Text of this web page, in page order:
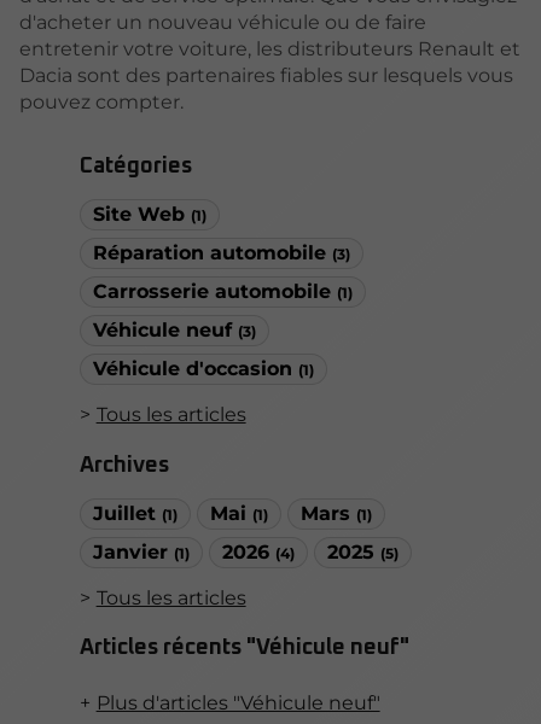
Catégories
Site Web (1)
Réparation automobile (3)
Carrosserie automobile (1)
Véhicule neuf (3)
Véhicule d'occasion (1)
Tous les articles
Archives
Juillet (1) Mai (1) Mars (1)
Janvier (1) 2026 (4) 2025 (5)
Tous les articles
Articles récents "Véhicule neuf"
Plus d'articles "Véhicule neuf"
d'acheter un nouveau véhicule ou de faire
entretenir votre voiture, les distributeurs Renault et
Dacia sont des partenaires fiables sur lesquels vous
pouvez compter.